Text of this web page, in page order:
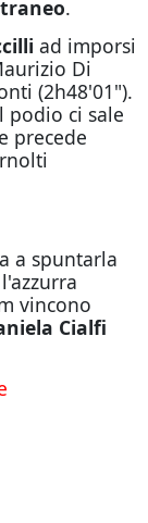
.
ad imporsi
Di
(2h48'01").
podio ci sale
precede
a spuntarla
vincono
Cialfi